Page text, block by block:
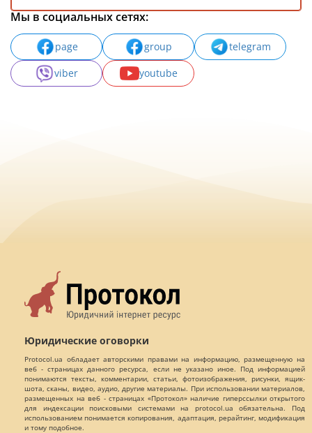
Мы в социальных сетях:
page group
telegram
viber
youtube
Юридические оговорки
Protocol.ua обладает авторскими правами на информацию, размещенную на
веб - страницах данного ресурса, если не указано иное. Под информацией
понимаются тексты, комментарии, статьи, фотоизображения, рисунки, ящик-
шота, сканы, видео, аудио, другие материалы. При использовании материалов,
размещенных на веб - страницах «Протокол» наличие гиперссылки открытого
для индексации поисковыми системами на protocol.ua обязательна. Под
использованием понимается копирования, адаптация, рерайтинг, модификация
и тому подобное.